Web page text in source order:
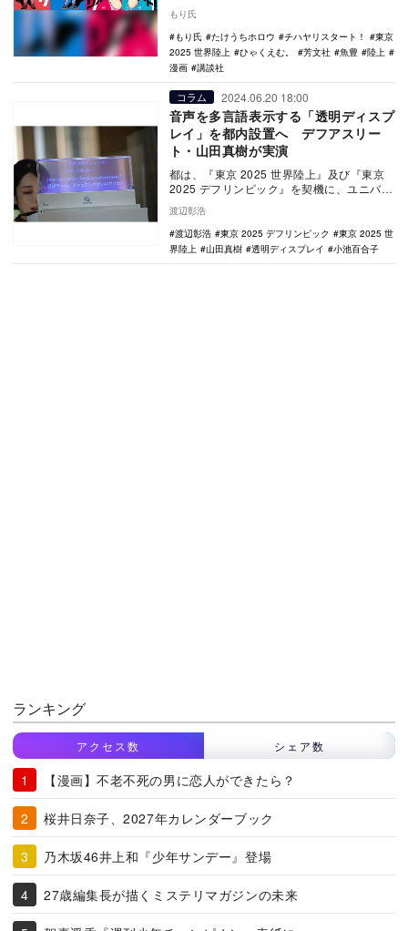
に躍動…
もり氏
もり氏
たけうちホロウ チハヤリスタート！
東京
2025 世界陸上
ひゃくえむ。 芳文社 魚豊
陸上
漫画
講談社
コラム 2024.06.20 18:00
音声を多言語表示する「透明ディスプ
レイ」を都内設置へ デフアスリー
ト・山田真樹が実演
都は、『東京 2025 世界陸上』及び『東京
2025 デフリンピック』を契機に、ユニバー
サルコミュニケーションの取り組みを進
め…
渡辺彰浩
渡辺彰浩
東京 2025 デフリンピック
東京 2025 世
界陸上
山田真樹 透明ディスプレイ 小池百合子
ランキング
アクセス数 シェア数
【漫画】不老不死の男に恋人ができたら？
桜井日奈子、2027年カレンダーブック
乃木坂46井上和『少年サンデー』登場
27歳編集長が描くミステリマガジンの未来